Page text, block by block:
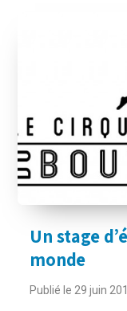
Un stage
monde
Publié le 29 juin